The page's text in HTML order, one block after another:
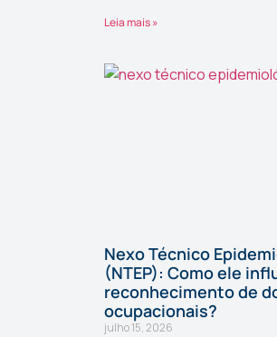
Leia mais »
Nexo Técnico
(NTEP): Como ele
reconhecimento de
ocupacionais?
julho 15, 2026